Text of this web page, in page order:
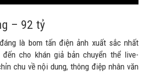
– 92 tỷ
là bom tấn điện ảnh xuất sắc nhất
đến cho khán giả bản chuyển thể live-
chu về nội dung, thông điệp nhân văn